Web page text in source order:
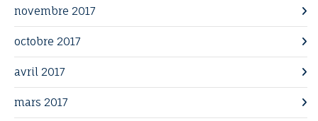
novembre 2017
octobre 2017
avril 2017
mars 2017